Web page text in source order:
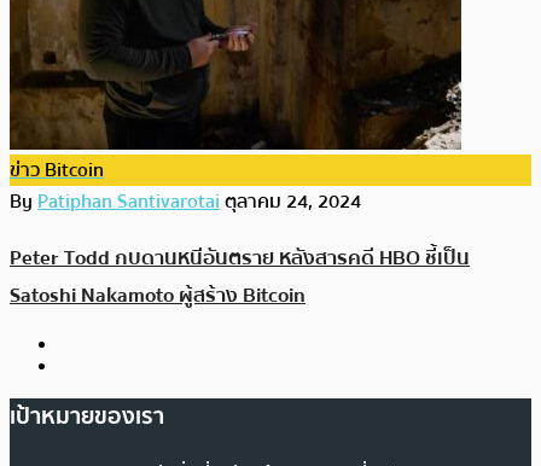
ข่าว Bitcoin
ByPatiphan Santivarotaiตุลาคม 24, 2024
Peter Todd กบดานหนีอันตราย หลังสารคดี HBO ชี้เป็น
Satoshi Nakamoto ผู้สร้าง Bitcoin
เป้าหมายของเรา